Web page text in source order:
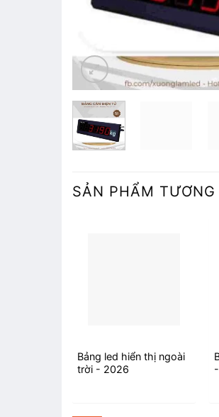
SẢN PHẨM
Bảng led hiển thị ngoài
trời - 2026